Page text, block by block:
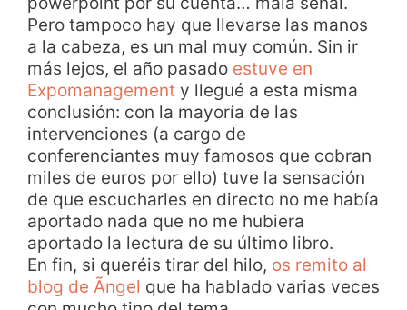
Pero tampoco hay que llevarse las manos
a la cabeza, es un mal muy común. Sin ir
más lejos, el año pasado estuve en
Expomanagement y llegué a esta misma
conclusión: con la mayoría de las
intervenciones (a cargo de
conferenciantes muy famosos que cobran
miles de euros por ello) tuve la sensación
de que escucharles en directo no me había
aportado nada que no me hubiera
aportado la lectura de su último libro.
En fin, si queréis tirar del hilo, os remito al
blog de Ãngel que ha hablado varias veces